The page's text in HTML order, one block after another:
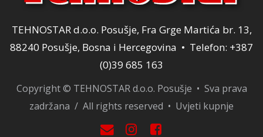
TEHNOSTAR d.o.o. Posušje, Fra Grge Martića br. 13,
88240 Posušje, Bosna i Hercegovina • Telefon: +387
(0)39 685 163
Copyright © TEHNOSTAR d.o.o. Posušje • Sva prava
zadržana / All rights reserved • Uvjeti kupnje